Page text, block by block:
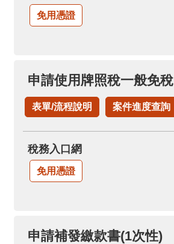
免用憑證
申請使用牌照稅一般免稅
表單/流程說明 案件進度查詢
稅務入口網
免用憑證
申請補發繳款書(1次性)